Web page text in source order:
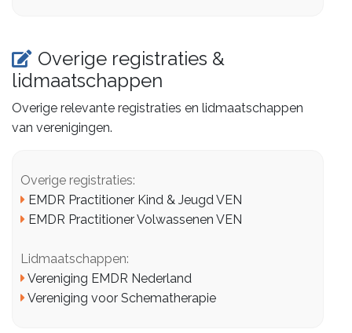
Overige registraties &
lidmaatschappen
Overige relevante registraties en lidmaatschappen
van verenigingen.
Overige registraties:
EMDR Practitioner Kind & Jeugd VEN
EMDR Practitioner Volwassenen VEN
Lidmaatschappen:
Vereniging EMDR Nederland
Vereniging voor Schematherapie